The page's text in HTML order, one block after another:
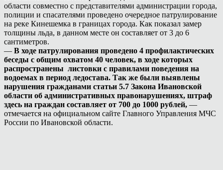
области совместно с представителями администрации города,
полиции и спасателями проведено очередное патрулирование
на реке Кинешемка в границах города. Как показал замер
толщины льда, в данном месте он составляет от 3 до 6
сантиметров.
— В ходе патрулирования проведено 4 профилактических
беседы с общим охватом 40 человек, в ходе которых
распространены листовки с правилами поведения на
водоемах в период ледостава. Так же были выявлены
нарушения гражданами статьи 5.7 Закона Ивановской
области об административных правонарушениях, штраф
здесь на граждан составляет от 700 до 1000 рублей, —
отмечается на официальном сайте Главного Управления МЧС
России по Ивановской области.